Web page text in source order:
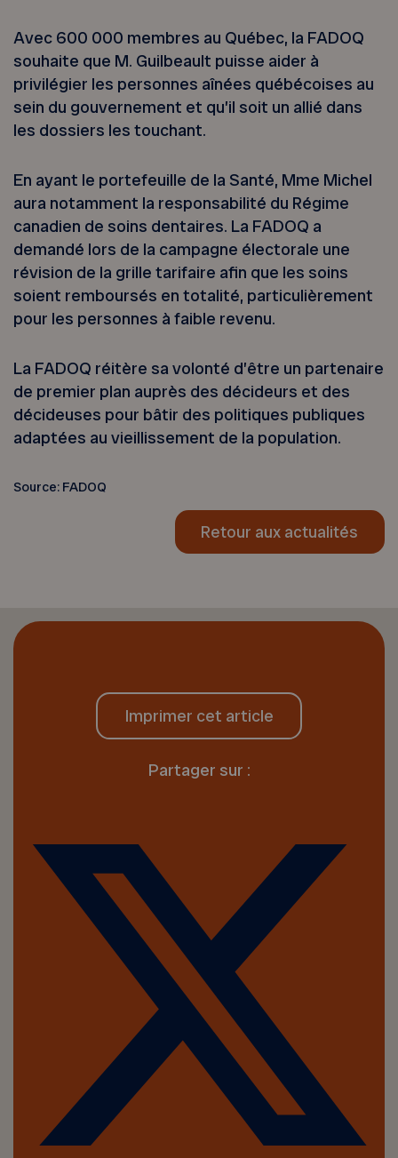
Avec 600 000 membres au Québec, la FADOQ
souhaite que M. Guilbeault puisse aider à
privilégier les personnes aînées québécoises au
sein du gouvernement et qu’il soit un allié dans
les dossiers les touchant.
En ayant le portefeuille de la Santé, Mme Michel
aura notamment la responsabilité du Régime
canadien de soins dentaires. La FADOQ a
demandé lors de la campagne électorale une
révision de la grille tarifaire afin que les soins
soient remboursés en totalité, particulièrement
pour les personnes à faible revenu.
La FADOQ réitère sa volonté d’être un partenaire
de premier plan auprès des décideurs et des
décideuses pour bâtir des politiques publiques
adaptées au vieillissement de la population.
Source: FADOQ
Retour aux actualités
Imprimer cet article
Partager sur :